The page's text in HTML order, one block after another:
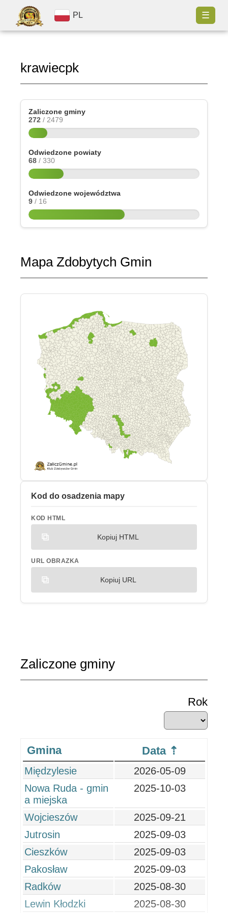
PL ☰
krawiecpk
Zaliczone gminy
272 / 2479
Odwiedzone powiaty
68 / 330
Odwiedzone województwa
9 / 16
Mapa Zdobytych Gmin
Kod do osadzenia mapy
KOD HTML
Kopiuj HTML
URL OBRAZKA
Kopiuj URL
Zaliczone gminy
Rok
Gmina Data
Międzylesie
2026-05-09
Nowa Ruda - gmin
a miejska
2025-10-03
Wojcieszów
2025-09-21
Jutrosin
2025-09-03
Cieszków
2025-09-03
Pakosław
2025-09-03
Radków
2025-08-30
Lewin Kłodzki
2025-08-30